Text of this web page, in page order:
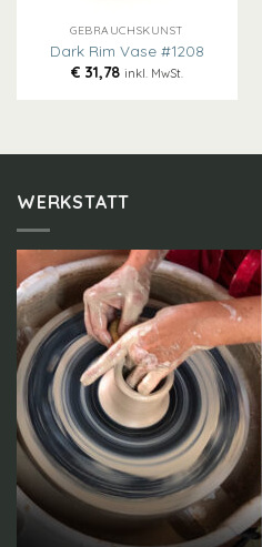
GEBRAUCHSKUNST
Dark Rim Vase #1208
€ 31,78 inkl. MwSt.
WERKSTATT